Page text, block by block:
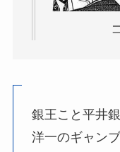
銀王こと平井
洋一のギャン